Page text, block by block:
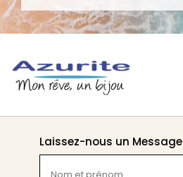
Laissez-nous un Message